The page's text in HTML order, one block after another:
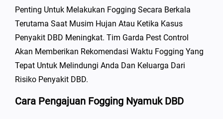
Penting Untuk Melakukan Fogging Secara Berkala
Terutama Saat Musim Hujan Atau Ketika Kasus
Penyakit DBD Meningkat. Tim Garda Pest Control
Akan Memberikan Rekomendasi Waktu Fogging Yang
Tepat Untuk Melindungi Anda Dan Keluarga Dari
Risiko Penyakit DBD.
Cara Pengajuan Fogging Nyamuk DBD